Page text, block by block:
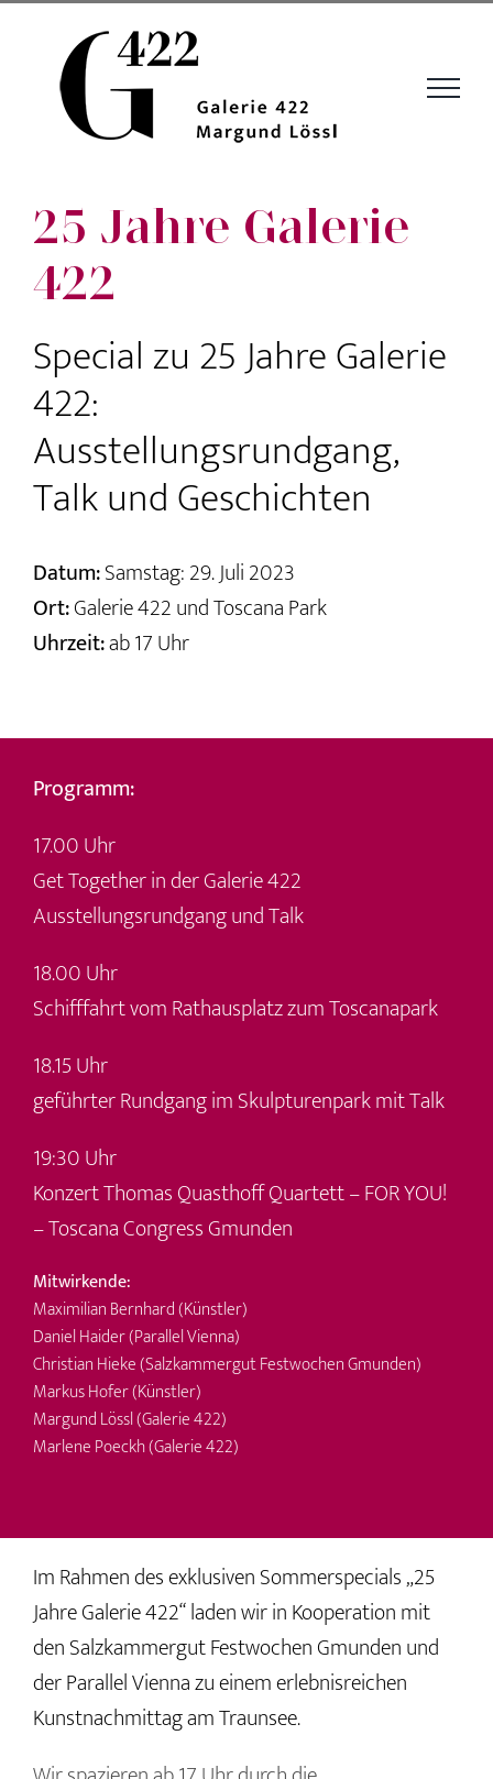
Zum
25 Jahre Galerie
422
Special zu 25 Jahre Galerie
422:
Ausstellungs­rundgang,
Talk und Geschichten
Datum:Samstag: 29. Juli 2023
Ort:Galerie 422 und Toscana Park
Uhrzeit:ab 17 Uhr
Mitwirkende:
Maximilian Bernhard (Künstler)
Daniel Haider (Parallel Vienna)
Christian Hieke (Salzkammergut Festwochen Gmunden)
Markus Hofer (Künstler)
Margund Lössl (Galerie 422)
Marlene Poeckh (Galerie 422)
Programm:
17.00 Uhr
Get Together in der Galerie 422
Ausstellungsrundgang und Talk
18.00 Uhr
Schifffahrt vom Rathausplatz zum Toscanapark
18.15 Uhr
geführter Rundgang im Skulpturenpark mit Talk
19:30 Uhr
Konzert Thomas Quasthoff Quartett – FOR YOU!
– Toscana Congress Gmunden
Im Rahmen des exklusiven Sommerspecials „25
Jahre Galerie 422“ laden wir in Kooperation mit
den Salzkammergut Festwochen Gmunden und
der Parallel Vienna zu einem erlebnisreichen
Kunstnachmittag am Traunsee.